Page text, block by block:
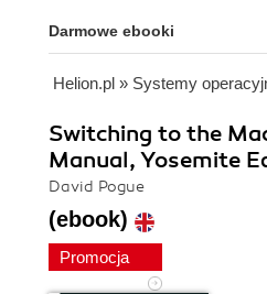
Darmowe ebooki
Helion.pl » Systemy
Switching to the
Manual, Yosemite
David Pogue
(ebook)
Promocja